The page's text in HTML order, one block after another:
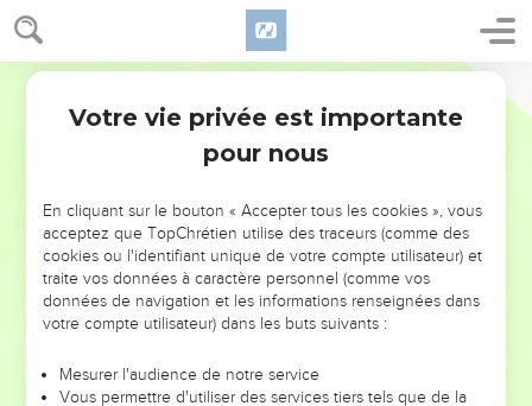
NE MANQUEZ PAS L’ÉVÉNEMENT
DE L’ANNÉE !
ET SI LEURS ERREURS POUVAIENT VOUS ÉVITER LES
VOTRES ?
leur foi ou leur vision. Mais on voit moins les doutes, les erreurs
et les saisons difficiles qu'ils ont traversés, alors même que ce
Votre vie privée est importante
pour nous
En cliquant sur le bouton « Accepter tous les cookies », vous
acceptez que TopChrétien utilise des traceurs (comme des
cookies ou l'identifiant unique de votre compte utilisateur) et
traite vos données à caractère personnel (comme vos
données de navigation et les informations renseignées dans
votre compte utilisateur) dans les buts suivants :
Mesurer l'audience de notre service
Vous permettre d'utiliser des services tiers tels que de la